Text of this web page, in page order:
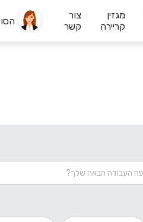
מגזין
קריירה
צור
קשר